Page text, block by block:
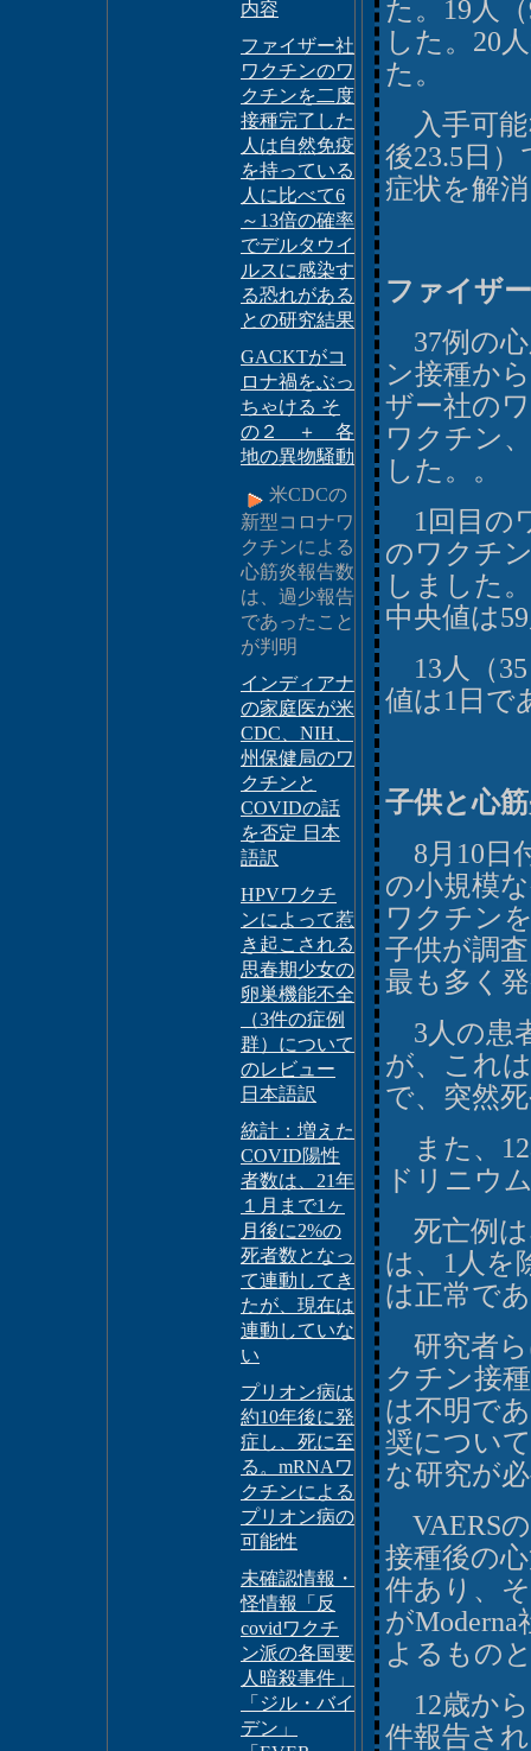
内容
ファイザー社
ワクチンのワ
クチンを二度
接種完了した
人は自然免疫
を持っている
人に比べて6
～13倍の確率
でデルタウイ
ルスに感染す
る恐れがある
との研究結果
GACKTがコ
ロナ禍をぶっ
ちゃける そ
の２ ＋ 各
地の異物騒動
米CDCの
新型コロナワ
クチンによる
心筋炎報告数
は、過少報告
であったこと
が判明
インディアナ
の家庭医が米
CDC、NIH、
州保健局のワ
クチンと
COVIDの話
を否定 日本
語訳
HPVワクチ
ンによって惹
き起こされる
思春期少女の
卵巣機能不全
（3件の症例
群）について
のレビュー
日本語訳
統計：増えた
COVID陽性
者数は、21年
１月まで1ヶ
月後に2%の
死者数となっ
て連動してき
たが、現在は
連動していな
い
プリオン病は
約10年後に発
症し、死に至
る。mRNAワ
クチンによる
プリオン病の
可能性
未確認情報・
怪情報「反
covidワクチ
ン派の各国要
人暗殺事件」
「ジル・バイ
デン」
た。19人
した。20
た。
入手可能
後23.5日
症状を解
ファイザ
37例の心
ン接種か
ザー社の
ワクチン
した。。
1回目の
のワクチ
しました
中央値は
13人（
値は1日で
子供と心
8月10日
の小規模
ワクチン
子供が調
最も多く
3人の患
が、これ
で、突然
また、12
ドリニウ
死亡例は
は、1人を
は正常で
研究者ら
クチン接
は不明で
奨につい
な研究が
VAERS
接種後の
件あり、
が
よるもの
12歳から
件報告さ